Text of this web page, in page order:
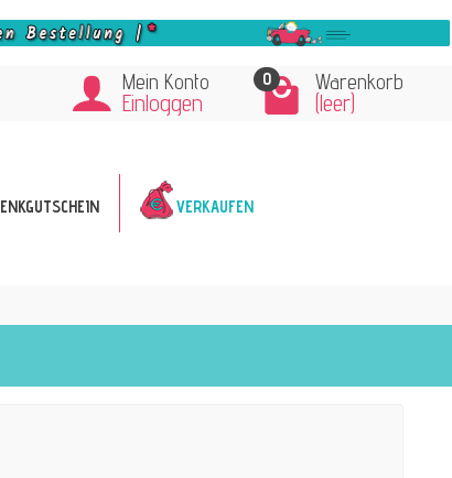
Mein Konto
Einloggen
0 Warenkorb
(leer)
VERKAUFEN